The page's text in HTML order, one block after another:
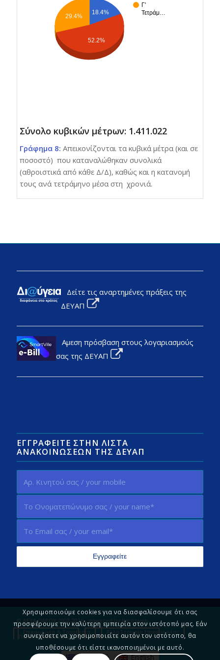
Γ'
Τετράμ…
18.4%
29.4%
52.2%
Σύνολο κυβικών μέτρων: 1.411.022
Γράφημα 8: Απεικονίζονται τα κυβικά μέτρα (και σε
ποσοστό) που καταναλώθηκαν συνολικά
(αθροιστικά από κάθε Δ/Δ), καθώς και η κατανομή
τους ανά τετράμηνο μέσα στη χρονιά.
Δείτε τις αναρτημένες πράξεις της
ΔΕΥΑΠ
Αμεση πρόσβαση στους λογαριασμούς
σας της ΔΕΥΑΠ
ΕΓΓΡΑΦΕΊΤΕ ΣΤΗΝ ΛΊΣΤΑ
ΑΝΑΚΟΙΝΏΣΕΩΝ ΤΗΣ ΔΕΥΑΠ
© ΔΕΥΑ ΠΑΡΟΥ 2002-2026 - powered by Parosweb
Επικοινωνία & Τοποθεσία
Άλλα Στοιχεία Επικοινωνίας
Πολιτική Απορρήτου Πείτε μας τη γνώμη σας!
Χρησιμοποιούμε cookies για να διασφαλίσουμε ότι σας
προσφέρουμε την καλύτερη εμπειρία στον ιστότοπό μας. Εάν
συνεχίσετε να χρησιμοποιείτε αυτόν τον ιστότοπο, θα
υποθέσουμε ότι είστε ικανοποιημένοι με αυτό.
Ελληνικά English